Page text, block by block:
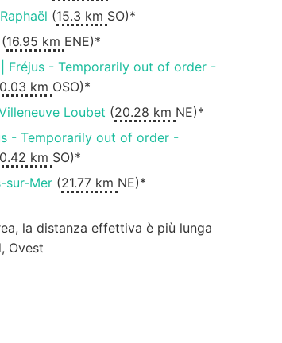
(15.3 km SO)*
16.95 km ENE)*
Fréjus - Temporarily out of order -
km OSO)*
Loubet (20.28 km NE)*
- Temporarily out of order -
km SO)*
sur-Mer(21.77 km NE)*
la distanza effettiva è più lunga
Ovest